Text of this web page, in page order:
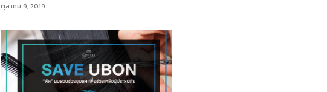
ตุลาคม 9, 2019